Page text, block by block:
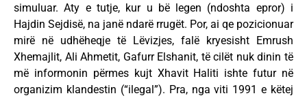
simuluar. Aty e tutje, kur u bë legen (ndoshta epror) i
Hajdin Sejdisë, na janë ndarë rrugët. Por, ai qe pozicionuar
mirë në udhëheqje të Lëvizjes, falë kryesisht Emrush
Xhemajlit, Ali Ahmetit, Gafurr Elshanit, të cilët nuk dinin të
më informonin përmes kujt Xhavit Haliti ishte futur në
organizim klandestin (“ilegal”). Pra, nga viti 1991 e këtej